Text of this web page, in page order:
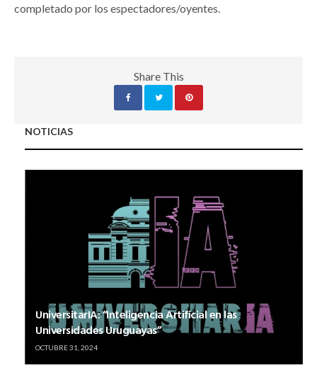
completado por los espectadores/oyentes.
Share This
NOTICIAS
UniversitarIA: “Inteligencia Artificial en las
Universidades Uruguayas”
OCTUBRE 31, 2024